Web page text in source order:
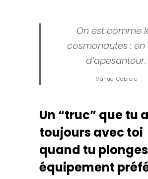
On est comme
cosmonautes :
d’apesanteur.
Manuel Cabrère
Un “truc” que tu
toujours avec toi
quand tu plonges
équipement